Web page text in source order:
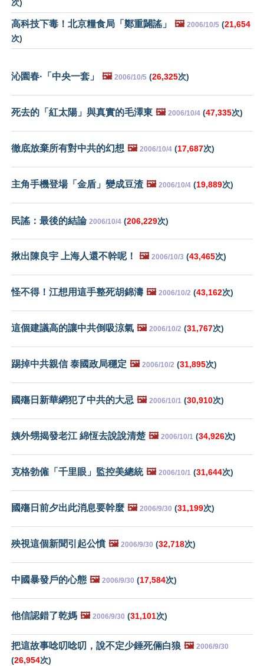
次)
高科技下毒！北京糧食局「鄭重闢謠」 🖼️ 2006/10/5 (21,654
次)
沁園春·「中央一套」 🖼️ 2006/10/5 (26,325次)
死去的「紅太陽」與真實的毛澤東 🖼️ 2006/10/4 (47,335次)
徹底放棄所有對中共的幻想 🖼️ 2006/10/4 (17,687次)
主角手機登場「金盾」變成豆渣 🖼️ 2006/10/4 (19,889次)
民謠：最後的結論 2006/10/4 (206,229次)
揪出陳良宇 上海人還不幹呢！ 🖼️ 2006/10/3 (43,465次)
怪不得！江想用這手整死胡錦濤 🖼️ 2006/10/2 (43,162次)
這個建議高的讓中共倒吸涼氣 🖼️ 2006/10/2 (31,767次)
踢掉中共親信 泰國政局穩定 🖼️ 2006/10/2 (31,895次)
國殤日新華網犯了中共的大忌 🖼️ 2006/10/1 (30,910次)
姨外甥揭發老江 綿恆去說說清楚 🖼️ 2006/10/1 (34,926次)
克格勃僱「千里眼」監控美總統 🖼️ 2006/10/1 (31,644次)
國殤日前夕出此消息要幹麼 🖼️ 2006/9/30 (31,199次)
殃視這個新聞引起公憤 🖼️ 2006/9/30 (32,718次)
中國暴發戶的心態 🖼️ 2006/9/30 (17,584次)
他信認錯了乾媽 🖼️ 2006/9/30 (31,101次)
把這故事唸叨唸叨，說不定少錘死倆白狼 🖼️ 2006/9/30
(26,954次)